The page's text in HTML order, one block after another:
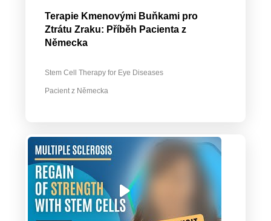
Terapie Kmenovými Buňkami pro
Ztrátu Zraku: Příběh Pacienta z
Německa
Stem Cell Therapy for Eye Diseases
Pacient z Německa